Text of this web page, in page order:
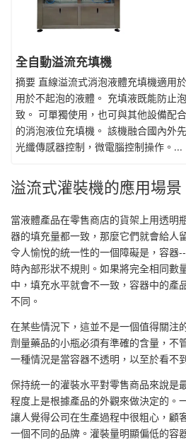
全自動溢流充填機
摘要 直線溢流式消泡液體充填機適用
用於不起泡的液體。 充填液既能防止
致。 可單獨使用，也可與其他設備配
的消泡液位充填機。 該機融合國內外
光纖傳感器控制，微電腦控制操作。...
溢流式灌裝機的應用場景
當液體產品在零售商店的貨架上用透明
器的填充量都一致，那麼它們就會給人
令人愉悅的統一性的一個障礙是，容器
時內部形狀不規則。如果將完全相同數
中，填充水平就會不一致，容器中的產
不同。
在某些情況下，這並不是一個值得關注
劑量藥品的小瓶必須有準確的含量，不
一種情況是當容器不透明，以至於看不
保持統一的灌裝水平對零售商品來說是
程度上是根據產品的外觀來做決定的。
讓人覺得公司在生產過程中很粗心，顧
一個不同的品牌。灌裝量明顯偏低的容